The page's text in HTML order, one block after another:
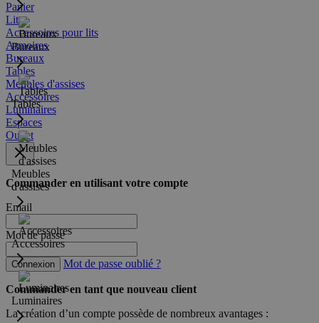
Panier
Bureaux
Tables
Meubles
d'assises
Accessoires
Luminaires
Lits
Accessoires pour lits
Armoires
Bureaux
Tables
Meubles d'assises
Accessoires
Luminaires
Espaces
Outlet
Commander en utilisant votre compte
Email
Mot de passe
Connexion Mot de passe oublié ?
Commander en tant que nouveau client
La création d’un compte possède de nombreux avantages :